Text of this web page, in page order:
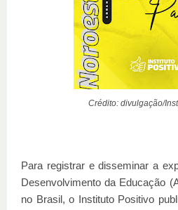
Crédito: divulgação/
Para registrar e disseminar a
Desenvolvimento da Educação
no Brasil, o Instituto Positivo